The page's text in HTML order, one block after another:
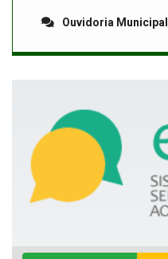
Ouvidoria Municipal